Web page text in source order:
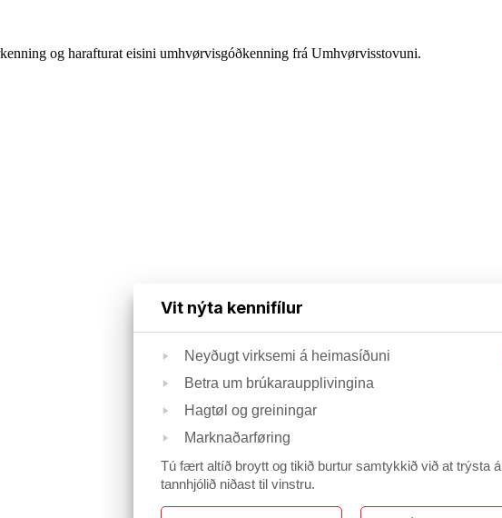
og harafturat eisini umhvørvisgóðkenning frá Umhvørvisstovuni.
Vit nýta kennifílur
Neyðugt virksemi á heimasíðuni
Betra um brúkaraupplivingina
Hagtøl og greiningar
Marknaðarføring
Tú fært altíð broytt og tikið burtur samtykkið við at trýsta á
tannhjólið niðast til vinstru.